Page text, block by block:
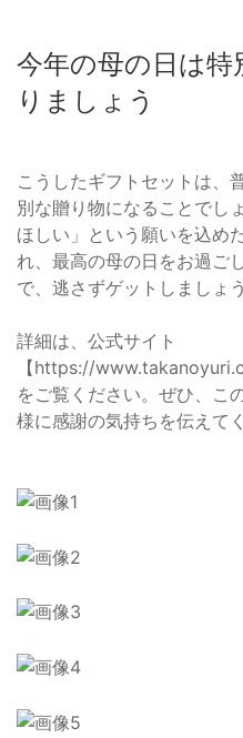
今年の母の日は
りましょう
こうしたギフトセットは、
別な贈り物になることでし
ほしい」という願いを込め
れ、最高の母の日をお過ご
で、逃さずゲットしましょ
詳細は、公式サイト
【https://
をご覧ください。ぜひ、こ
様に感謝の気持ちを伝えて